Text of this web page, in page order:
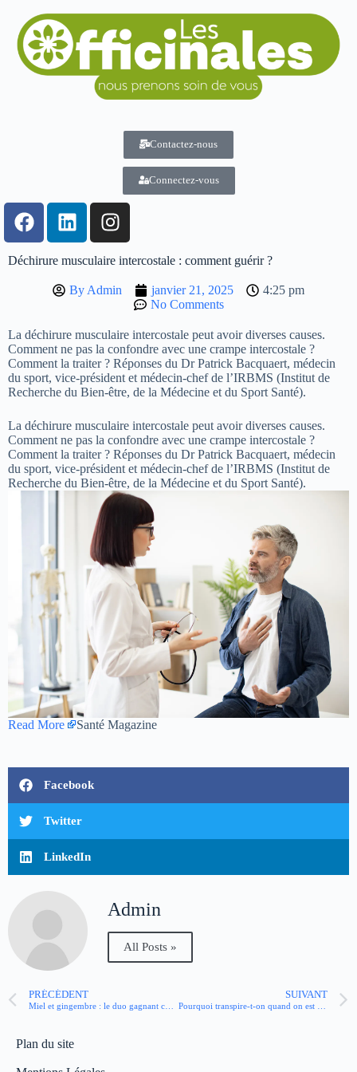
Contactez-nous
Connectez-vous
Déchirure musculaire intercostale : comment guérir ?
By Admin janvier 21, 2025
4:25 pm
No Comments
La déchirure musculaire intercostale peut avoir diverses causes.
Comment ne pas la confondre avec une crampe intercostale ?
Comment la traiter ? Réponses du Dr Patrick Bacquaert, médecin
du sport, vice-président et médecin-chef de l’IRBMS (Institut de
Recherche du Bien-être, de la Médecine et du Sport Santé).
La déchirure musculaire intercostale peut avoir diverses causes.
Comment ne pas la confondre avec une crampe intercostale ?
Comment la traiter ? Réponses du Dr Patrick Bacquaert, médecin
du sport, vice-président et médecin-chef de l’IRBMS (Institut de
Recherche du Bien-être, de la Médecine et du Sport Santé).
Read More Santé Magazine
Facebook
Twitter
LinkedIn
Admin
All Posts »
PRÉCÉDENT
Miel et gingembre : le duo gagnant contre le mal de gorge
SUIVANT
Pourquoi transpire-t-on quand on est stressé ?
Plan du site